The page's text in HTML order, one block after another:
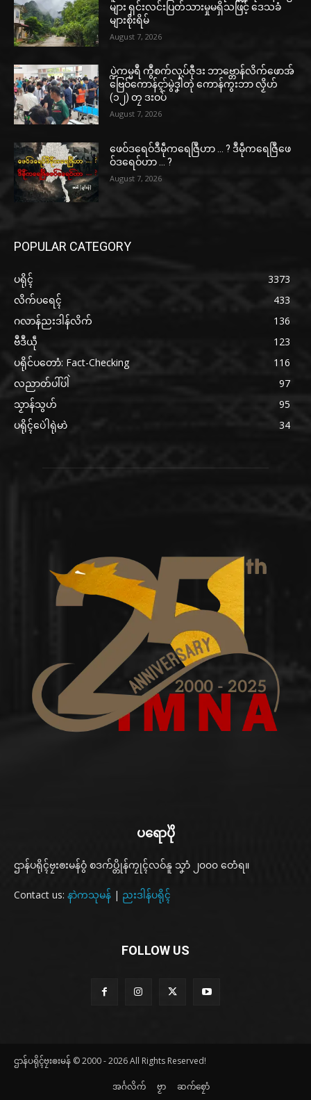
များ ရှင်းလင်းပြတ်သားမှုမရှိသဖြင့် ဒေသခံ
များစိုးရိမ်
August 7, 2026
ပ္ဍဲကမ္မရဳ ကွဳစက်လုပ်ဇီုဒး ဘာဗ္တောန်လိက်ဖောအ်
ဗြေဝ်ကောန်ၚာ်မွဲဒၞါဲတုဲ ကောန်ကွးဘာ လၟိဟ်
(၁၂) တၠ ဒးဝပ်
August 7, 2026
ဖေဝ်ဒရေဝ်ဒဳမဵုကရေဇြဳဟာ … ? ဒဳမဵုကရေဇြဳဖေ
ဝ်ဒရေဝ်ဟာ … ?
August 7, 2026
POPULAR CATEGORY
ပရိုၚ်
3373
လိက်ပရေၚ်
433
ဂလာန်ညးဒါန်လိက်
136
ဗဳဒဳယဵု
123
ပရိုင်ပတောံ: Fact-Checking
116
လညာတ်ပါ်ပါဲ
97
သၟာန်သွဟ်
95
ပရိုၚ်ပေဲါရုဲမာဲ
34
ပရောပိုဲ
ဌာန်ပရိုၚ်ဗၠးၜးမန်ဝွံ စဒက်ပ္တိုန်ကၠုၚ်လဝ်နူ သၞာံ ၂၀၀၀ တေံရ။
Contact us: နာဲကသုမန် | ညးဒါန်ပရိုၚ်
FOLLOW US
ဌာန်ပရိုၚ်ဗၠးၜးမန် © 2000 - 2026 All Rights Reserved!
အၚ်္ဂလိက် ဗၟာ ဆက်စၠောံ